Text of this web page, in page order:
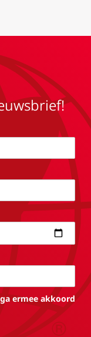
ermee akkoord